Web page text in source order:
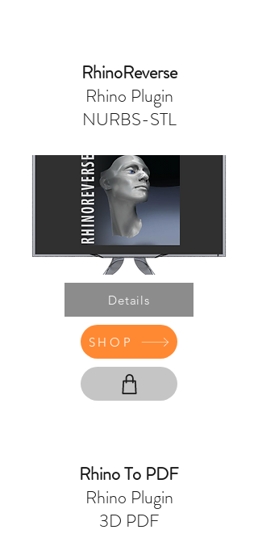
RhinoReverse
Rhino Plugin
NURBS-STL
Details
SHOP
Rhino To PDF
Rhino Plugin
3D PDF